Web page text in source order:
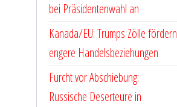
bei Präsidentenwahl an
Kanada/EU: Trumps Zölle fördern
engere Handelsbeziehungen
Furcht vor Abschiebung:
Russische Deserteure in